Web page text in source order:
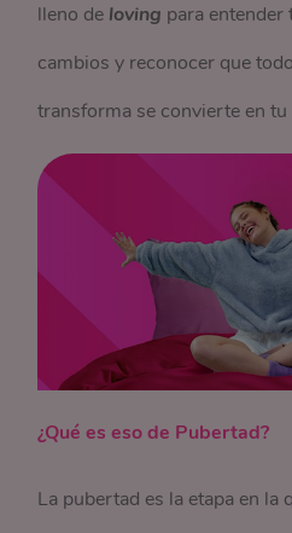
lleno de loving para entender
cambios y reconocer que
transforma se convierte en
¿Qué es eso de Pubertad?
La pubertad es la etapa en la